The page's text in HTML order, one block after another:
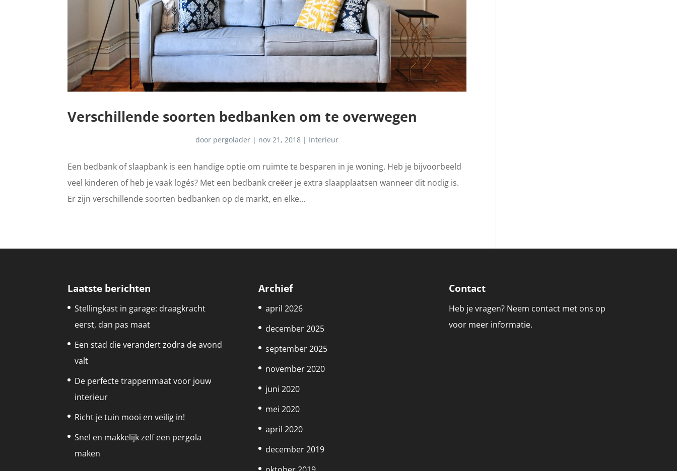
Verschillende soorten bedbanken om te overwegen
door pergolader | nov 21, 2018 | Interieur
Een bedbank of slaapbank is een handige optie om ruimte te besparen in je woning. Heb je bijvoorbeeld
veel kinderen of heb je vaak logés? Met een bedbank creëer je extra slaapplaatsen wanneer dit nodig is.
Er zijn verschillende soorten bedbanken op de markt, en elke...
Laatste berichten
Stellingkast in garage: draagkracht
eerst, dan pas maat
Een stad die verandert zodra de avond
valt
De perfecte trappenmaat voor jouw
interieur
Richt je tuin mooi en veilig in!
Snel en makkelijk zelf een pergola
maken
Archief
april 2026
december 2025
september 2025
november 2020
juni 2020
mei 2020
april 2020
december 2019
Contact
Heb je vragen? Neem contact met ons op
voor meer informatie.